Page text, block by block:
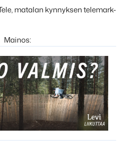
matalan kynnyksen telemark-
Mainos: